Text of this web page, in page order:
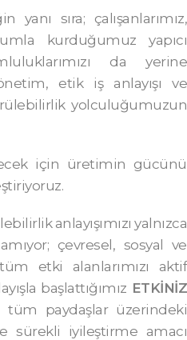
sıra; çalışanlarımız,
kurduğumuz yapıcı
da yerine
etik iş anlayışı ve
yolculuğumuzun
için üretimin gücünü
anlayışımızı yalnızca
çevresel, sosyal ve
etki alanlarımızı aktif
başlattığımız ETKİNİZ
tüm paydaşlar üzerindeki
sürekli iyileştirme amacı